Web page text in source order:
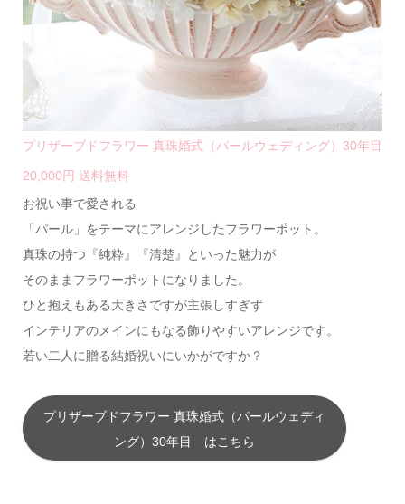
プリザーブドフラワー 真珠婚式（パールウェディング）30年目
20,000円 送料無料
お祝い事で愛される
「パール」をテーマにアレンジしたフラワーポット。
真珠の持つ『純粋』『清楚』といった魅力が
そのままフラワーポットになりました。
ひと抱えもある大きさですが主張しすぎず
インテリアのメインにもなる飾りやすいアレンジです。
若い二人に贈る結婚祝いにいかがですか？
プリザーブドフラワー 真珠婚式（パールウェディ
ング）30年目 はこちら